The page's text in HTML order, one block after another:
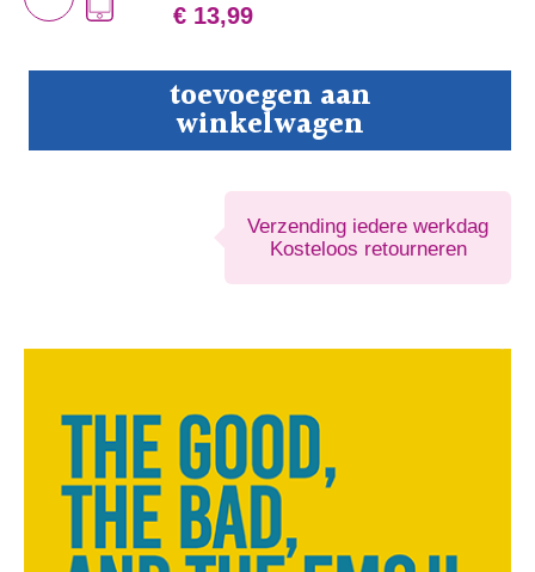
€ 13,99
Bad,
toevoegen aan
winkelwagen
Verzending iedere werkdag
Kosteloos retourneren